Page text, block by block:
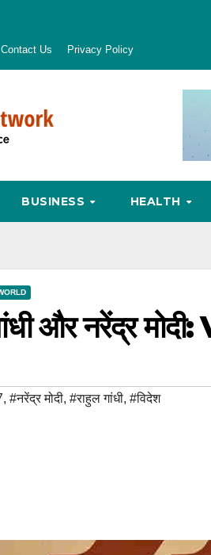
Contact Us Privacy Policy
BUSINESS HEALTH
और नरेंद्र
, #नरेंद्र मोदी, #राहुल गांधी, #विदेश